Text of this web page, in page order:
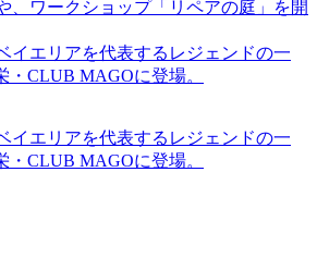
、ワークショップ「リペアの庭」を開
イエリアを代表するレジェンドの一
・CLUB MAGOに登場。
イエリアを代表するレジェンドの一
・CLUB MAGOに登場。